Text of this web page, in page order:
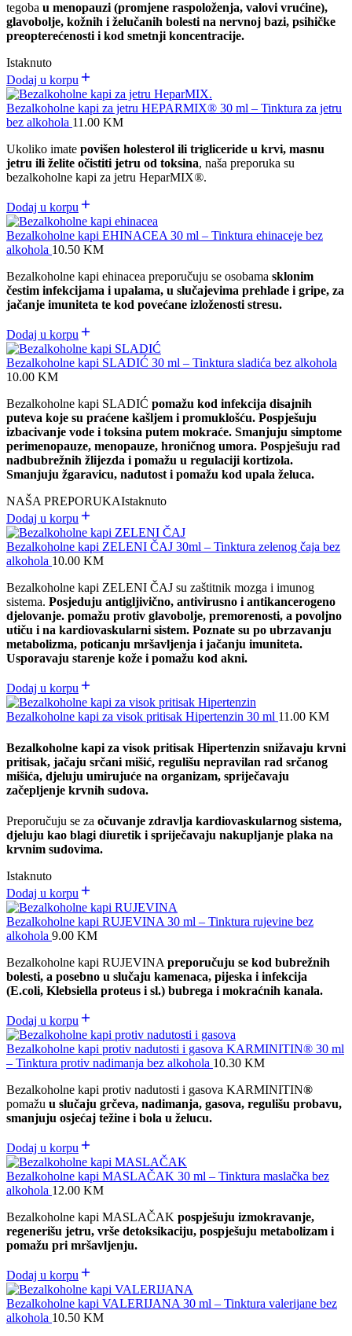
tegoba u menopauzi (promjene raspoloženja, valovi vrućine),
glavobolje, kožnih i želučanih bolesti na nervnoj bazi, psihičke
preopterećenosti i kod smetnji koncentracije.
Istaknuto
Dodaj u korpu
Bezalkoholne kapi za jetru HEPARMIX® 30 ml – Tinktura za jetru
bez alkohola 11.00 KM
Ukoliko imate povišen holesterol ili trigliceride u krvi, masnu
jetru ili želite očistiti jetru od toksina, naša preporuka su
bezalkoholne kapi za jetru HeparMIX®.
Dodaj u korpu
Bezalkoholne kapi EHINACEA 30 ml – Tinktura ehinaceje bez
alkohola 10.50 KM
Bezalkoholne kapi ehinacea preporučuju se osobama sklonim
čestim infekcijama i upalama, u slučajevima prehlade i gripe, za
jačanje imuniteta te kod povećane izloženosti stresu.
Dodaj u korpu
Bezalkoholne kapi SLADIĆ 30 ml – Tinktura sladića bez alkohola
10.00 KM
Bezalkoholne kapi SLADIĆ pomažu kod infekcija disajnih
puteva koje su praćene kašljem i promuklošću. Pospješuju
izbacivanje vode i toksina putem mokraće. Smanjuju simptome
perimenopauze, menopauze, hroničnog umora. Pospješuju rad
nadbubrežnih žlijezda i pomažu u regulaciji kortizola.
Smanjuju žgaravicu, nadutost i pomažu kod upala želuca.
NAŠA PREPORUKAIstaknuto
Dodaj u korpu
Bezalkoholne kapi ZELENI ČAJ 30ml – Tinktura zelenog čaja bez
alkohola 10.00 KM
Bezalkoholne kapi ZELENI ČAJ su zaštitnik mozga i imunog
sistema. Posjeduju antigljivično, antivirusno i antikancerogeno
djelovanje. pomažu protiv glavobolje, premorenosti, a povoljno
utiču i na kardiovaskularni sistem. Poznate su po ubrzavanju
metabolizma, poticanju mršavljenja i jačanju imuniteta.
Usporavaju starenje kože i pomažu kod akni.
Dodaj u korpu
Bezalkoholne kapi za visok pritisak Hipertenzin 30 ml 11.00 KM
Bezalkoholne kapi za visok pritisak Hipertenzin snižavaju krvni
pritisak, jačaju srčani mišić, regulišu nepravilan rad srčanog
mišića, djeluju umirujuće na organizam, spriječavaju
začepljenje krvnih sudova.
Preporučuju se za očuvanje zdravlja kardiovaskularnog sistema,
djeluju kao blagi diuretik i spriječavaju nakupljanje plaka na
krvnim sudovima.
Istaknuto
Dodaj u korpu
Bezalkoholne kapi RUJEVINA 30 ml – Tinktura rujevine bez
alkohola 9.00 KM
Bezalkoholne kapi RUJEVINA preporučuju se kod bubrežnih
bolesti, a posebno u slučaju kamenaca, pijeska i infekcija
(E.coli, Klebsiella proteus i sl.) bubrega i mokraćnih kanala.
Dodaj u korpu
Bezalkoholne kapi protiv nadutosti i gasova KARMINITIN® 30 ml
– Tinktura protiv nadimanja bez alkohola 10.30 KM
Bezalkoholne kapi protiv nadutosti i gasova KARMINITIN®
pomažu u slučaju grčeva, nadimanja, gasova, regulišu probavu,
smanjuju osjećaj težine i bola u želucu.
Dodaj u korpu
Bezalkoholne kapi MASLAČAK 30 ml – Tinktura maslačka bez
alkohola 12.00 KM
Bezalkoholne kapi MASLAČAK pospješuju izmokravanje,
regenerišu jetru, vrše detoksikaciju, pospješuju metabolizam i
pomažu pri mršavljenju.
Dodaj u korpu
Bezalkoholne kapi VALERIJANA 30 ml – Tinktura valerijane bez
alkohola 10.50 KM